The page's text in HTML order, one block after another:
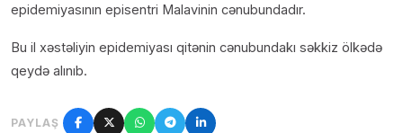
epidemiyasının episentri Malavinin cənubundadır.
Bu il xəstəliyin epidemiyası qitənin cənubundakı səkkiz ölkədə
qeydə alınıb.
PAYLAŞ